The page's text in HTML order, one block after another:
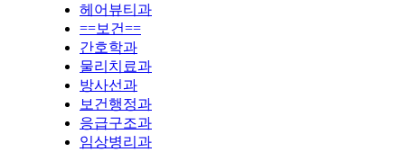
헤어뷰티과
==보건==
간호학과
물리치료과
방사선과
보건행정과
응급구조과
임상병리과